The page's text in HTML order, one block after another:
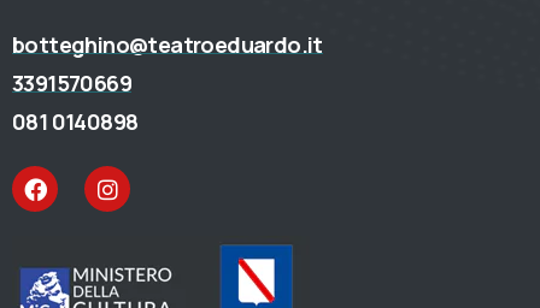
botteghino@teatroeduardo.it
3391570669
081 0140898